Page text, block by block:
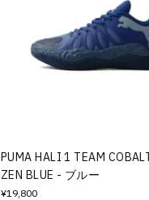
PUMA HALI 1 TEAM
ZEN BLUE - ブルー
¥19,800